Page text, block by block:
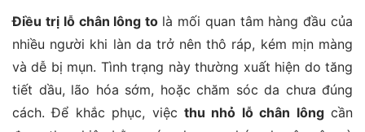
Điều trị lỗ chân lông to là mối quan tâm hàng đầu của
nhiều người khi làn da trở nên thô ráp, kém mịn màng
và dễ bị mụn. Tình trạng này thường xuất hiện do tăng
tiết dầu, lão hóa sớm, hoặc chăm sóc da chưa đúng
cách. Để khắc phục, việc thu nhỏ lỗ chân lôngcần